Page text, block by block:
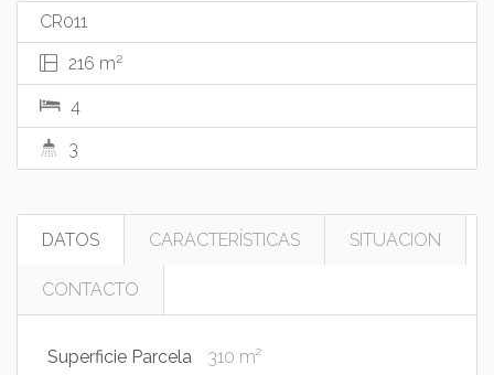
CR011
216 m2
4
3
DATOS CARACTERÍSTICAS SITUACION
CONTACTO
Superficie Parcela 310 m²